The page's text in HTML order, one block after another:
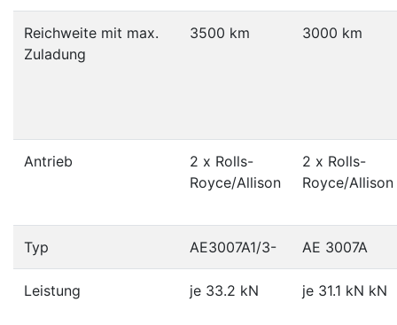
Reichweite mit max.
Zuladung
3500 km 3000 km
Antrieb
2 x Rolls-
Royce/Allison
2 x Rolls-
Royce/Allison
Typ AE3007A1/3- AE 3007A
Leistung je 33.2 kN je 31.1 kN kN